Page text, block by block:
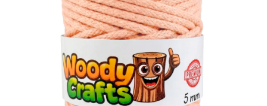
WOODY PREMIUM 5 MM
Nachhaltigkeit
Rücksendungen und Reklamationen
Kontakt
AGB
Datenschutzerklärung
Impressum